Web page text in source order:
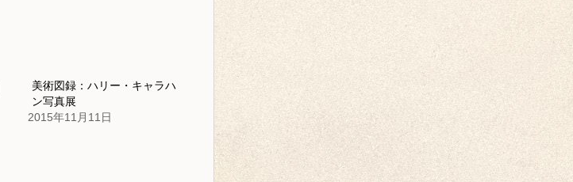
美術図録：ハリー・キャラハ
ン写真展
2015年11月11日